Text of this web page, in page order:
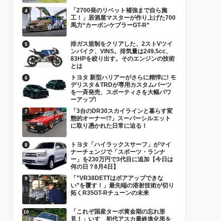
「2700発のリベット補強まで自ら施
工！」居酒屋マスターが作り上げた700
馬力“カーボンケブラーGT-R”
排ガス規制をクリアした、2ストVツイ
ンバイク、VINS。排気量は249.5cc、
83HPを絞り出す。そのエンジンの技術
とは
トヨタ 新型ハリアーがさらに精悍に! モ
デリスタ＆TRDが専用カスタムパーツ
を一斉発売、スポーティさを大幅パワ
ーアップ!
「3台のDR30スカイラインと暮らす変
態的オーナー!?」スーパーシルエット
に取り憑かれた日常に迫る！
トヨタ「ハイラックスサーフ」がマイ
ナーチェンジで「スポーツ・ランナ
ー」を230万円で3代目に追加【今日は
何の日？8月4日】
「”VR38DETTはボアアップできな
い”を覆す！」最先端の溶射技術が切り
拓くR35GT-Rチューンの未来
「これぞ国産ターボ黄金期の忘れ形
見！」いすゞ初代アスカ最終進化形を